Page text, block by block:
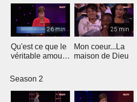
26 min
Qu'est ce que le
véritable amour
25 min
Mon coeur...La
maison de Dieu
Season 2